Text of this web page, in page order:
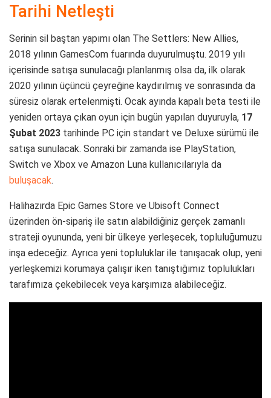
Tarihi Netleşti
Serinin sil baştan yapımı olan The Settlers: New Allies,
2018 yılının GamesCom fuarında duyurulmuştu. 2019 yılı
içerisinde satışa sunulacağı planlanmış olsa da, ilk olarak
2020 yılının üçüncü çeyreğine kaydırılmış ve sonrasında da
süresiz olarak ertelenmişti. Ocak ayında kapalı beta testi ile
yeniden ortaya çıkan oyun için bugün yapılan duyuruyla, 17
Şubat 2023 tarihinde PC için standart ve Deluxe sürümü ile
satışa sunulacak. Sonraki bir zamanda ise PlayStation,
Switch ve Xbox ve Amazon Luna kullanıcılarıyla da
buluşacak.
Halihazırda Epic Games Store ve Ubisoft Connect
üzerinden ön-sipariş ile satın alabildiğiniz gerçek zamanlı
strateji oyununda, yeni bir ülkeye yerleşecek, topluluğumuzu
inşa edeceğiz. Ayrıca yeni topluluklar ile tanışacak olup, yeni
yerleşkemizi korumaya çalışır iken tanıştığımız toplulukları
tarafımıza çekebilecek veya karşımıza alabileceğiz.